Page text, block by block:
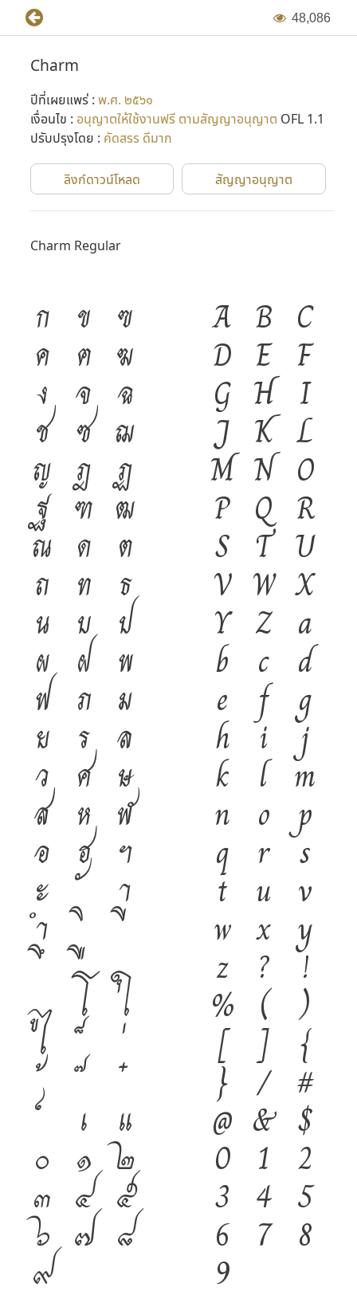
48,086
Charm
ปีที่เผยแพร่ : พ.ศ. ๒๕๖๑
เงื่อนไข : อนุญาตให้ใช้งานฟรี ตามสัญญาอนุญาต OFL 1.1
ปรับปรุงโดย : คัดสรร ดีมาก
ลิงก์ดาวน์โหลด สัญญาอนุญาต
Charm Regular
ก ข ฃ
ค ฅ ฆ
ง จ ฉ
ช ซ ฌ
ญ ฎ ฏ
ฐ ฑ ฒ
ณ ด ต
ถ ท ธ
น บ ป
ผ ฝ พ
ฟ ภ ม
ย ร ล
ว ศ ษ
ส ห ฬ
อ ฮ ฯ
ะ า
ำ
โ
ใ
ไ
เ
แ
๐ ๑ ๒
๓ ๔ ๕
๖ ๗ ๘
๙
A B C
D E F
G H I
J K L
M N O
P Q R
S T U
V W X
Y Z a
b c d
e f g
h i j
k l m
n o p
q r s
t u v
w x y
z ? !
% ( )
[ ] {
} / #
@ & $
0 1 2
3 4 5
6 7 8
9